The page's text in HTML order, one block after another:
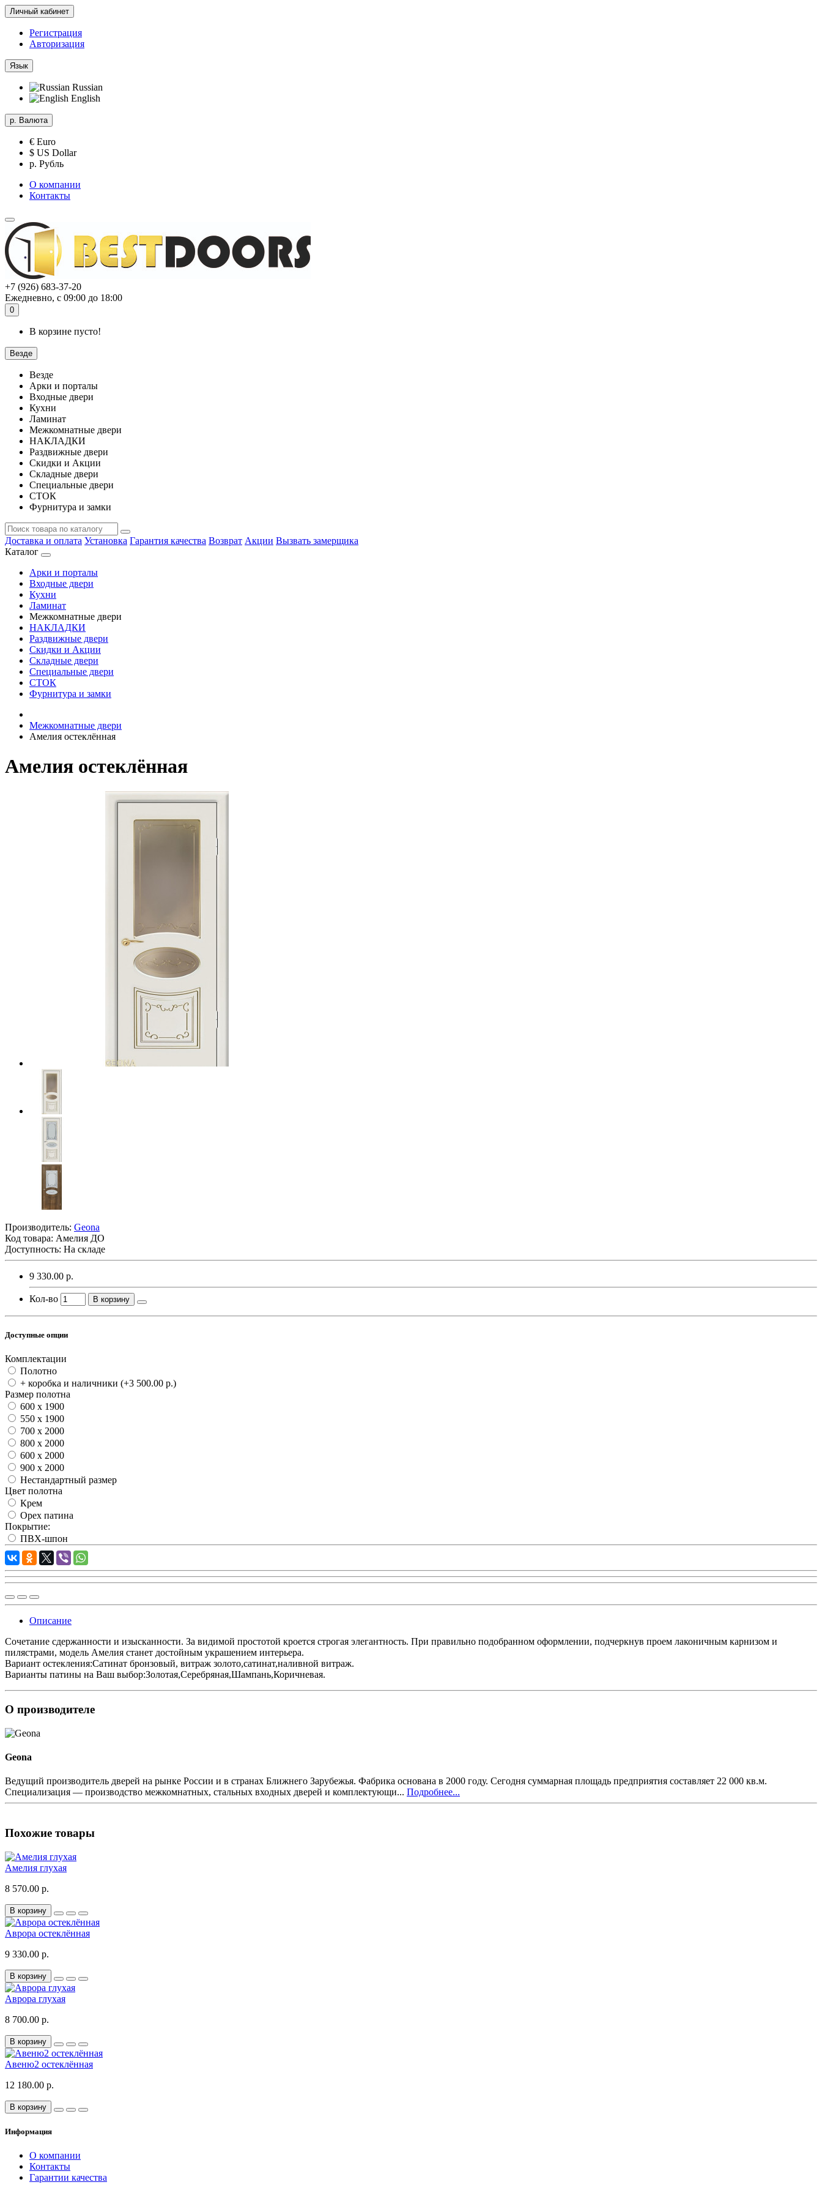
Личный кабинет
Регистрация
Авторизация
Язык
Russian
English
р. Валюта
€ Euro
$ US Dollar
р. Рубль
О компании
Контакты
+7 (926) 683-37-20
Ежедневно, с 09:00 до 18:00
0
В корзине пусто!
Везде
Везде
Арки и порталы
Входные двери
Кухни
Ламинат
Межкомнатные двери
НАКЛАДКИ
Раздвижные двери
Скидки и Акции
Складные двери
Специальные двери
СТОК
Фурнитура и замки
Доставка и оплата Установка Гарантия качества Возврат Акции Вызвать замерщика
Каталог
Арки и порталы
Входные двери
Кухни
Ламинат
Межкомнатные двери
НАКЛАДКИ
Раздвижные двери
Скидки и Акции
Складные двери
Специальные двери
СТОК
Фурнитура и замки
Межкомнатные двери
Амелия остеклённая
Амелия остеклённая
Производитель: Geona
Код товара: Амелия ДО
Доступность: На складе
9 330.00 р.
Кол-во В корзину
Доступные опции
Комплектации
Полотно
+ коробка и наличники (+3 500.00 р.)
Размер полотна
600 x 1900
550 x 1900
700 x 2000
800 x 2000
600 x 2000
900 x 2000
Нестандартный размер
Цвет полотна
Крем
Орех патина
Покрытие:
ПВХ-шпон
Описание
Сочетание сдержанности и изысканности. За видимой простотой кроется строгая элегантность. При правильно подобранном оформлении, подчеркнув проем лаконичным карнизом и
пилястрами, модель Амелия станет достойным украшением интерьера.
Вариант остекления:Сатинат бронзовый, витраж золото,сатинат,наливной витраж.
Варианты патины на Ваш выбор:Золотая,Серебряная,Шампань,Коричневая.
О производителе
Geona
Ведущий производитель дверей на рынке России и в странах Ближнего Зарубежья. Фабрика основана в 2000 году. Сегодня суммарная площадь предприятия составляет 22 000 кв.м.
Cпециализация — производство межкомнатных, стальных входных дверей и комплектующи... Подробнее...
Похожие товары
Амелия глухая
8 570.00 р.
В корзину
Аврора остеклённая
9 330.00 р.
В корзину
Аврора глухая
8 700.00 р.
В корзину
Авеню2 остеклённая
12 180.00 р.
В корзину
Информация
О компании
Контакты
Гарантии качества